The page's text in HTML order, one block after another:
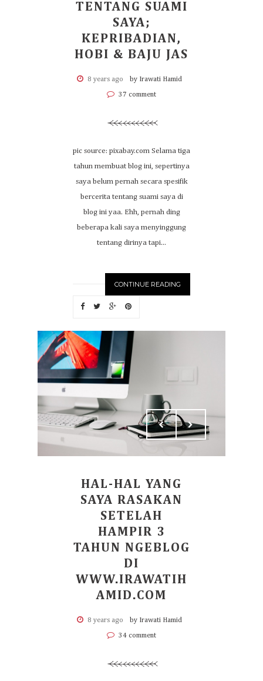
TENTANG SUAMI
SAYA;
KEPRIBADIAN,
HOBI & BAJU JAS
8 years ago by Irawati Hamid
37 comment
pic source: pixabay.com Selama tiga
tahun membuat blog ini, sepertinya
saya belum pernah secara spesifik
bercerita tentang suami saya di
blog ini yaa. Ehh, pernah ding
beberapa kali saya menyinggung
tentang dirinya tapi...
CONTINUE READING
HAL-HAL YANG
SAYA RASAKAN
SETELAH
HAMPIR 3
TAHUN NGEBLOG
DI
WWW.IRAWATIH
AMID.COM
8 years ago by Irawati Hamid
34 comment